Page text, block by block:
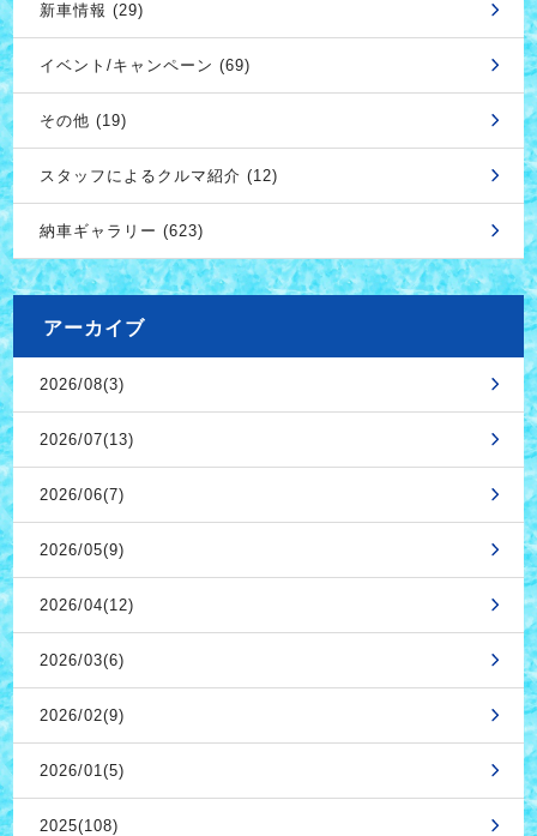
新車情報 (29)
イベント/キャンペーン (69)
その他 (19)
スタッフによるクルマ紹介 (12)
納車ギャラリー (623)
アーカイブ
2026/08(3)
2026/07(13)
2026/06(7)
2026/05(9)
2026/04(12)
2026/03(6)
2026/02(9)
2026/01(5)
2025(108)